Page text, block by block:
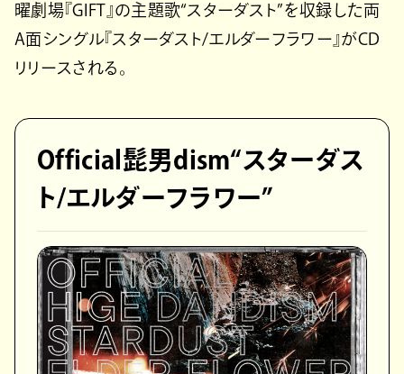
曜劇場『GIFT』の主題歌“スターダスト”を収録した両
A面シングル『スターダスト/エルダーフラワー』がCD
リリースされる。
Official髭男dism“スターダス
ト/エルダーフラワー”